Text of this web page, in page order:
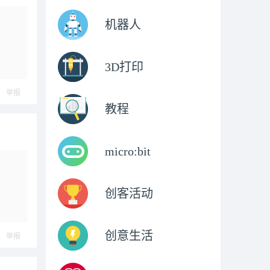
举报
举报
机器人
3D打印
教程
micro:bit
创客活动
创意生活